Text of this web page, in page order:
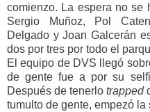
comienzo. La espera no se
Sergio Muñoz, Pol
Delgado y Joan Galcerán
dos por tres por todo el
El equipo de DVS llegó
de gente fue a por su
Después de tenerlo trapped
tumulto de gente, empezó la